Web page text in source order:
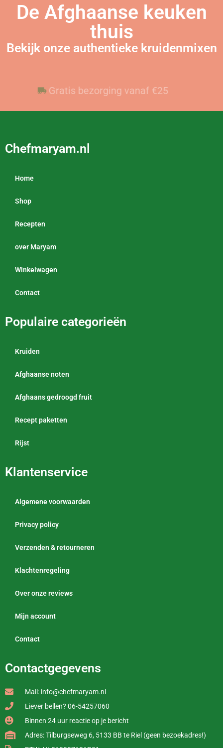
De Afghaanse keuken
thuis
Bekijk onze authentieke kruidenmixen
Gratis bezorging vanaf €25
Voor 23:59 besteld, vandaag verzonden
Chefmaryam.nl
Home
Shop
Recepten
over Maryam
Winkelwagen
Contact
Populaire categorieën
Kruiden
Afghaanse noten
Afghaans gedroogd fruit
Recept paketten
Rijst
Klantenservice
Algemene voorwaarden
Privacy policy
Verzenden & retourneren
Klachtenregeling
Over onze reviews
Mijn account
Contact
Contactgegevens
Mail: info@chefmaryam.nl
Liever bellen? 06-54257060
Binnen 24 uur reactie op je bericht
Adres: Tilburgseweg 6, 5133 BB te Riel (geen bezoekadres!)